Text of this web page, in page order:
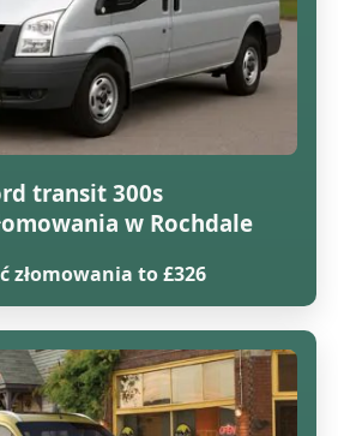
transit 300s
w Rochdale
złomowania to £326